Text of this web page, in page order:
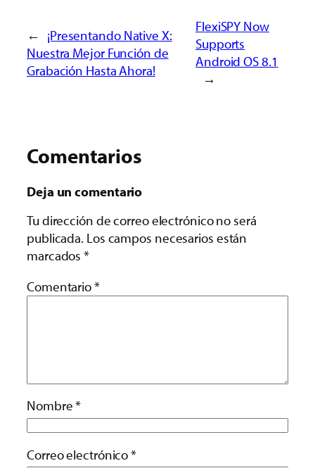
← ¡Presentando Native X:
Nuestra Mejor Función de
Grabación Hasta Ahora!
FlexiSPY Now
Supports
Android OS 8.1
→
Comentarios
Deja un comentario
Tu dirección de correo electrónico no será
publicada. Los campos necesarios están
marcados*
Comentario*
Nombre*
Correo electrónico*